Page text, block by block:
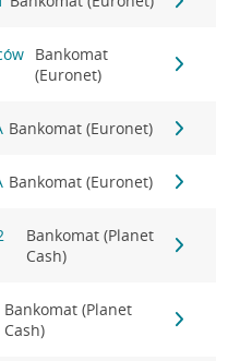
Bankomat
(Euronet)
Bankomat (Euronet)
Bankomat (Euronet)
Bankomat (Planet
Cash)
Bankomat (Planet
Cash)